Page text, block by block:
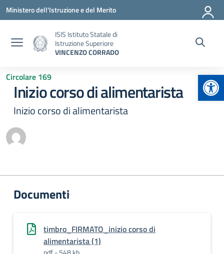
Vai ai contenuti
Vai al menu di navigazione
Vai al footer
Ministero dell'Istruzione e del Merito
ISIS Istituto Statale di
Istruzione Superiore
VINCENZO CORRADO
Circolare 169
Inizio corso di alimentarista
Inizio corso di alimentarista
Documenti
timbro_FIRMATO_inizio corso di
alimentarista (1)